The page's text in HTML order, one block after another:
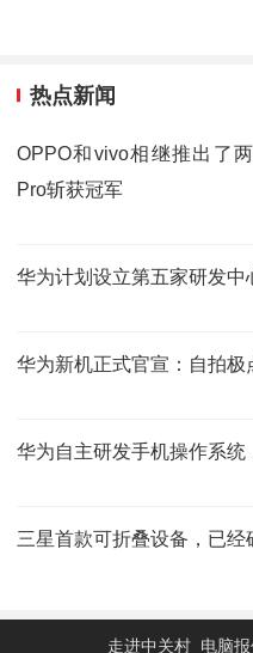
热点新闻
OPPO和vivo相继推出了
Pro斩获冠军
华为计划设立第五家研发
华为新机正式官宣：自拍极
华为自主研发手机操作系统
三星首款可折叠设备，已经
走进中关村_电脑